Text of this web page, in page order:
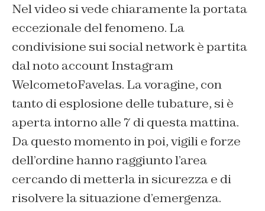
Nel video si vede chiaramente la portata
eccezionale del fenomeno. La
condivisione sui social network è partita
dal noto account Instagram
WelcometoFavelas. La voragine, con
tanto di esplosione delle tubature, si è
aperta intorno alle 7 di questa mattina.
Da questo momento in poi, vigili e forze
dell’ordine hanno raggiunto l’area
cercando di metterla in sicurezza e di
risolvere la situazione d’emergenza.